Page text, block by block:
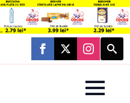
Search
for: